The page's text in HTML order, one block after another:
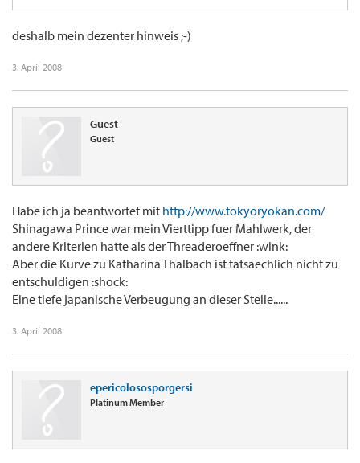
deshalb mein dezenter hinweis ;-)
3. April 2008
Guest
Guest
Habe ich ja beantwortet mit http://www.tokyoryokan.com/
Shinagawa Prince war mein Vierttipp fuer Mahlwerk, der
andere Kriterien hatte als der Threaderoeffner :wink:
Aber die Kurve zu Katharina Thalbach ist tatsaechlich nicht zu
entschuldigen :shock:
Eine tiefe japanische Verbeugung an dieser Stelle......
3. April 2008
epericolososporgersi
Platinum Member